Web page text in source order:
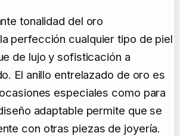
tonalidad del oro
perfección cualquier tipo de piel
de lujo y sofisticación a
El anillo entrelazado de oro es
especiales como para
adaptable permite que se
con otras piezas de joyería.